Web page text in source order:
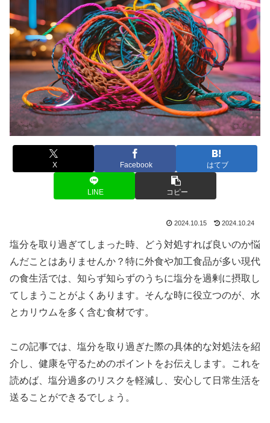
X Facebook はてブ
LINE コピー
2024.10.15 2024.10.24
塩分を取り過ぎてしまった時、どう対処すれば良いのか悩
んだことはありませんか？特に外食や加工食品が多い現代
の食生活では、知らず知らずのうちに塩分を過剰に摂取し
てしまうことがよくあります。そんな時に役立つのが、水
とカリウムを多く含む食材です。
この記事では、塩分を取り過ぎた際の具体的な対処法を紹
介し、健康を守るためのポイントをお伝えします。これを
読めば、塩分過多のリスクを軽減し、安心して日常生活を
送ることができるでしょう。